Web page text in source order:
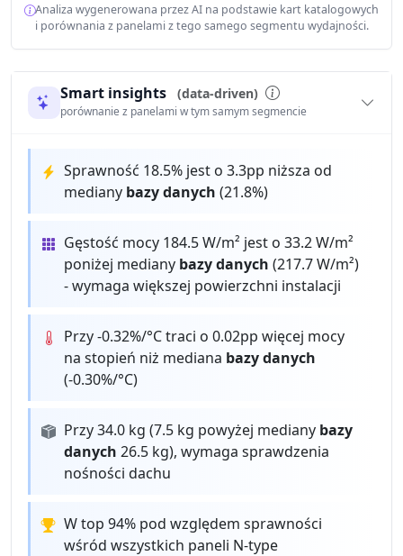
Analiza wygenerowana przez AI na podstawie kart katalogowych
i porównania z panelami z tego samego segmentu wydajności.
Smart insights (data-driven)
porównanie z panelami w tym samym segmencie
Sprawność 18.5% jest o 3.3pp niższa od
mediany bazy danych (21.8%)
Gęstość mocy 184.5 W/m² jest o 33.2 W/m²
poniżej mediany bazy danych (217.7 W/m²)
- wymaga większej powierzchni instalacji
Przy -0.32%/°C traci o 0.02pp więcej mocy
na stopień niż mediana bazy danych
(-0.30%/°C)
Przy 34.0 kg (7.5 kg powyżej mediany bazy
danych 26.5 kg), wymaga sprawdzenia
nośności dachu
W top 94% pod względem sprawności
wśród wszystkich paneli N-type